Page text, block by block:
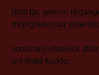
Bizit får, genom
möjligheten att
snabbare etablera
nordiska kunder.